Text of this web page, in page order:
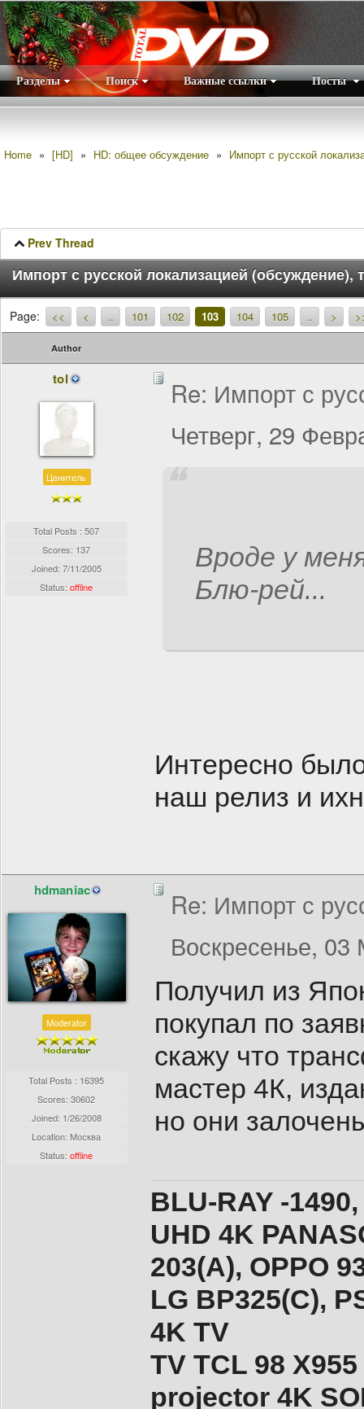
Разделы Поиск Важные ссылки Посты
Home » [HD] » HD: общее обсуждение » Импорт с русской
Prev Thread
Импорт с русской локализацией (обсуждение),
Page: << < .. 101 102 103 104 105 .. >
Author
tol
Ценитель
Total Posts : 507
Scores: 137
Joined: 7/11/2005
Status:offline
Re: Импорт с
Четверг, 29
Вроде у
Блю-рей...
Интересно
наш релиз и
hdmaniac
Moderator
Total Posts : 16395
Scores: 30602
Joined: 1/26/2008
Location: Москва
Status:offline
Re: Импорт с
Воскресенье,
Получил из
покупал по
скажу что
мастер 4К,
но они
BLU-RAY -
UHD 4K
203(A), ОPPO
LG BP325(C),
4K TV
TV TCL 98 X955
projector 4K